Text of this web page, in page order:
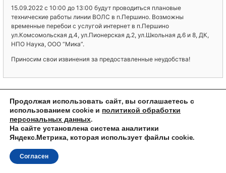
15.09.2022 с 10:00 до 13:00 будут проводиться плановые
технические работы линии ВОЛС в п.Першино. Возможны
временные перебои с услугой интернет в п.Першино
ул.Комсомольская д.4, ул.Пионерская д.2, ул.Школьная д.6 и 8, ДК,
НПО Наука, ООО “Мика”.
Приносим свои извинения за предоставленные неудобства!
< Предыдущая запись Следующая запись >
Продолжая использовать сайт, вы соглашаетесь с
использованием cookie и политикой обработки
персональных данных.
На сайте установлена система аналитики
Яндекс.Метрика, которая использует файлы cookie.
Согласен
© 2023 ООО "КиржачТелеком"